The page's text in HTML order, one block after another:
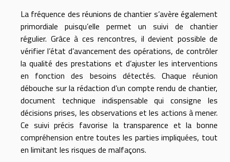
La fréquence des réunions de chantier s’avère également
primordiale puisqu’elle permet un suivi de chantier
régulier. Grâce à ces rencontres, il devient possible de
vérifier l’état d’avancement des opérations, de contrôler
la qualité des prestations et d’ajuster les interventions
en fonction des besoins détectés. Chaque réunion
débouche sur la rédaction d’un compte rendu de chantier,
document technique indispensable qui consigne les
décisions prises, les observations et les actions à mener.
Ce suivi précis favorise la transparence et la bonne
compréhension entre toutes les parties impliquées, tout
en limitant les risques de malfaçons.